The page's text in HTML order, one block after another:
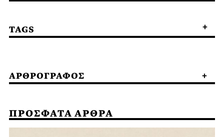
TAGS
ΑΡΘΡΟΓΡΑΦΟΣ
ΠΡΟΣΦΑΤΑ ΑΡΘΡΑ